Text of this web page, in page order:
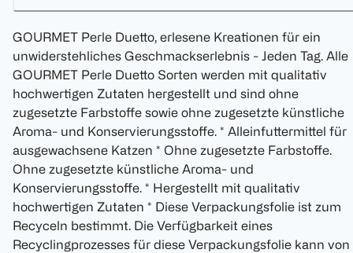
GOURMET Perle Duetto, erlesene Kreationen für ein
unwiderstehliches Geschmackserlebnis - Jeden Tag. Alle
GOURMET Perle Duetto Sorten werden mit qualitativ
hochwertigen Zutaten hergestellt und sind ohne
zugesetzte Farbstoffe sowie ohne zugesetzte künstliche
Aroma- und Konservierungsstoffe. * Alleinfuttermittel für
ausgewachsene Katzen * Ohne zugesetzte Farbstoffe.
Ohne zugesetzte künstliche Aroma- und
Konservierungsstoffe. * Hergestellt mit qualitativ
hochwertigen Zutaten * Diese Verpackungsfolie ist zum
Recyceln bestimmt. Die Verfügbarkeit eines
Recyclingprozesses für diese Verpackungsfolie kann von